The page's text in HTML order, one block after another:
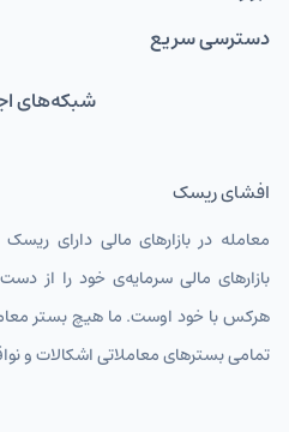
TMTIRT
دلار آمریکا
GBPIRT
CHFIRT فرانک سوئیس
AUDIRT دلار استرالیا تومان
CADIRT دلار کانادا
دسترسی سریع
شبکه‌های
افشای ریسک
معامله در بازارهای مالی دارای
بازارهای مالی سرمایه‌ی خود را از
هرکس با خود اوست. ما هیچ بستر
تمامی بسترهای معاملاتی اشکالات و